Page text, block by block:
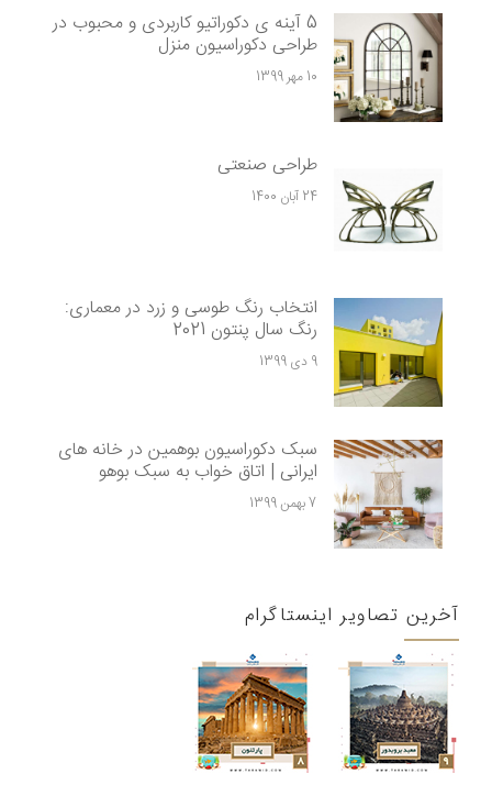
5 آینه ی دکوراتیو کاربردی و محبوب در
طراحی دکوراسیون منزل
10 مهر 1399
طراحی صنعتی
24 آبان 1400
انتخاب رنگ طوسی و زرد در معماری:
رنگ سال پنتون 2021
9 دی 1399
سبک دکوراسیون بوهمین در خانه های
ایرانی | اتاق خواب به سبک بوهو
7 بهمن 1399
آخرین تصاویر اینستاگرام